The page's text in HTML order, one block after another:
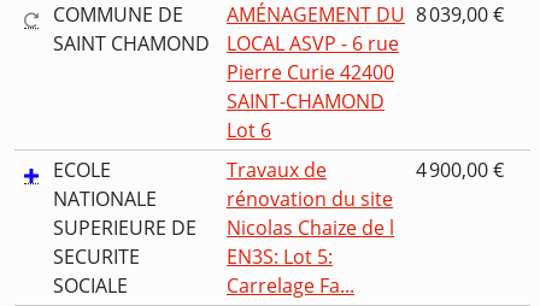
COMMUNE DE
SAINT CHAMOND
AMÉNAGEMENT DU
LOCAL ASVP - 6 rue
Pierre Curie 42400
SAINT-CHAMOND
Lot 6
8 039,00 €
ECOLE
NATIONALE
SUPERIEURE DE
SECURITE
SOCIALE
Travaux de
rénovation du site
Nicolas Chaize de l
EN3S: Lot 5:
Carrelage Fa...
4 900,00 €